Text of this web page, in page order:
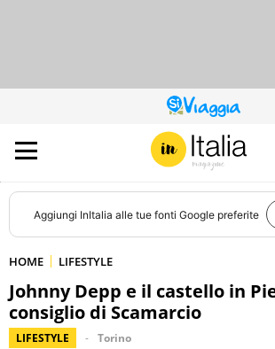
QUESTO
SITO
CONTRIBUISCE
ALL’AUDIENCE
DI
Aggiungi InItalia alle tue fonti Google preferite
HOME LIFESTYLE
Johnny Depp e il castello in
consiglio di Scamarcio
LIFESTYLE Torino